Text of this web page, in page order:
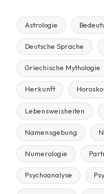
Astrologie
Deutsche Sprache
Griechische Mythologie
Herkunft
Lebensweisheiten
Namensgebung
Numerologie
Psychoanalyse